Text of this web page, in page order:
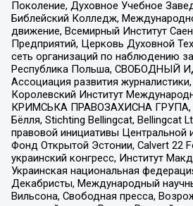
Поколение, Духовное Учебное
Библейский Колледж,
движение, Всемирный Институт
Предприятий, Церковь Духовной
сеть организаций по наблюдению
Республика Польша, СВОБОДНЫЙ
Ассоциация развития
Королевский Институт
КРИМСЬКА ПРАВОЗАХИСНА ГРУПА,
Бёлля, Stichting Bellingcat, Bellingcat
правовой инициативы Центральной
Фонд Открытой Эстонии, Calvert 22
украинский конгресс, Институт
Украинская национальная
Декабристы, Международный
Вильсона, Свободная пресса,